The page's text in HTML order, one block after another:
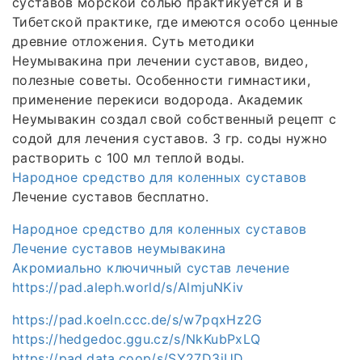
Тибетской практике, где имеются особо ценные
древние отложения. Суть методики
Неумывакина при лечении суставов, видео,
полезные советы. Особенности гимнастики,
применение перекиси водорода. Академик
Неумывакин создал свой собственный рецепт с
содой для лечения суставов. 3 гр. соды нужно
растворить с 100 мл теплой воды.
Народное средство для коленных суставов
Лечение суставов бесплатно.
Народное средство для коленных суставов
Лечение суставов неумывакина
Акромиально ключичный сустав лечение
https://pad.aleph.world/s/AlmjuNKiv
https://pad.koeln.ccc.de/s/w7pqxHz2G
https://hedgedoc.ggu.cz/s/NkKubPxLQ